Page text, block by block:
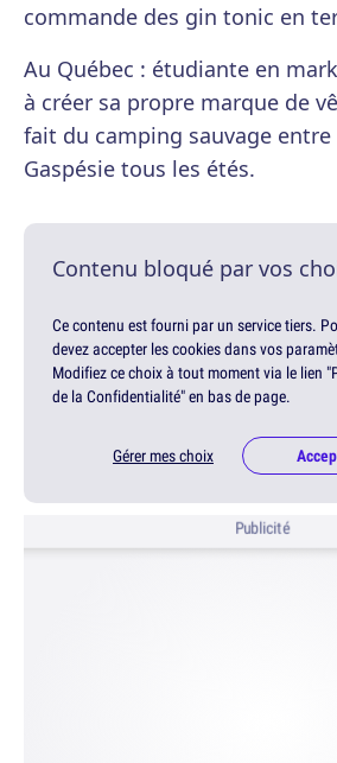
commande des gin tonic en
Au Québec : étudiante en
à créer sa propre marque de
fait du camping sauvage entre
Gaspésie tous les étés.
Contenu bloqué par vos
Ce contenu est fourni par un service tiers.
devez accepter les cookies dans vos
Modifiez ce choix à tout moment via le lien
de la Confidentialité" en bas de page.
Gérer mes choix
Publicité